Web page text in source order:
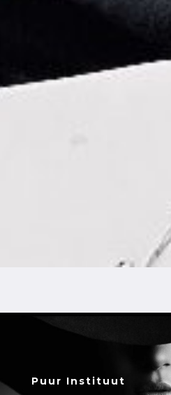
Puur Instituut